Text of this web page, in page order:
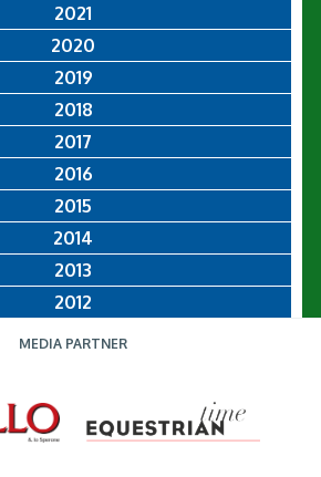
2021
2020
2019
2018
2017
2016
2015
2014
2013
2012
MEDIA PARTNER